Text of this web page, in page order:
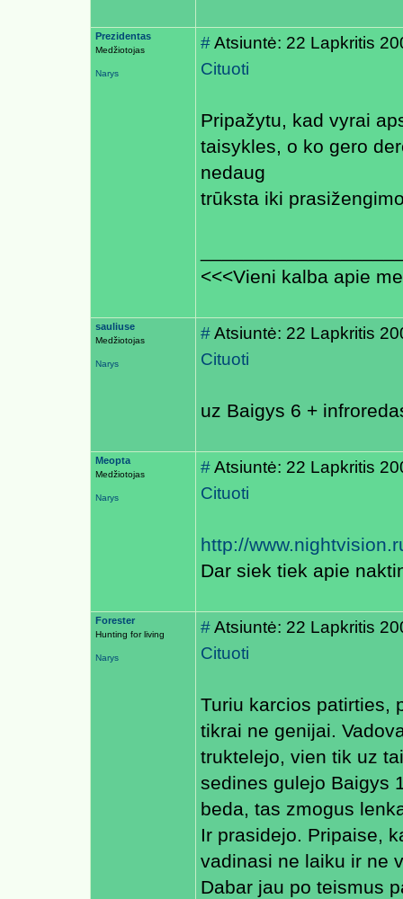
Prezidentas
Medžiotojas
Narys
#Atsiuntė: 22 Lapkritis
Cituoti
Pripažytu, kad vyrai
taisykles, o ko gero
nedaug
trūksta iki
<<<Vieni kalba apie
sauliuse
Medžiotojas
Narys
#Atsiuntė: 22 Lapkritis
Cituoti
uz Baigys 6 +
Meopta
Medžiotojas
Narys
#Atsiuntė: 22 Lapkritis
Cituoti
http://
Dar siek tiek apie
Forester
Hunting for living
Narys
#Atsiuntė: 22 Lapkritis
Cituoti
Turiu karcios patirties,
tikrai ne genijai.
truktelejo, vien tik uz
sedines gulejo Baigys
beda, tas zmogus
Ir prasidejo. Pripaise,
vadinasi ne laiku ir ne
Dabar jau po teismus